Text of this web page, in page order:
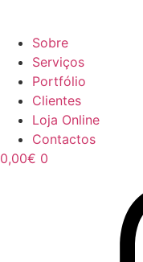
Sobre
Serviços
Portfólio
Clientes
Loja Online
Contactos
0,00€ 0